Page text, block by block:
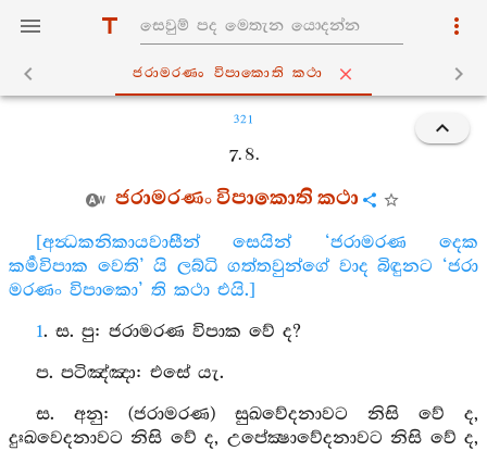
ජරාමරණං විපාකොති කථා
321
7. 8.
ජරාමරණං විපාකොති කථා
[අන්‍ධකනිකායවාසීන් සෙයින් ‘ජරාමරණ දෙක
කර්‍මවිපාක වෙති’ යි ලබ්ධි ගත්තවුන්ගේ වාද බිඳුනට ‘ජරා
මරණං විපාකො’ ති කථා එයි.]
1. ස. පු: ජරාමරණ විපාක වේ ද?
ප. පටිඤ්ඤා: එසේ යැ.
ස. අනු: (ජරාමරණ) සුඛවේදනාවට නිසි වේ ද,
දුඃඛවෙදනාවට නිසි වේ ද, උපේක්‍ෂාවේදනාවට නිසි වේ ද,